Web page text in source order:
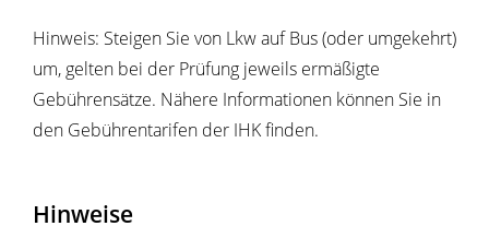
Hinweis: Steigen Sie von Lkw auf Bus (oder umgekehrt)
um, gelten bei der Prüfung jeweils ermäßigte
Gebührensätze. Nähere Informationen können Sie in
den Gebührentarifen der IHK finden.
Hinweise